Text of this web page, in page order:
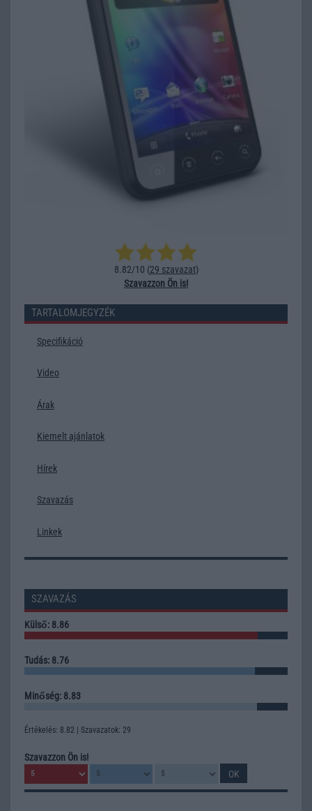
8.82/10 (29 szavazat)
Szavazzon Ön is!
TARTALOMJEGYZÉK
Specifikáció
Video
Árak
Kiemelt ajánlatok
Hírek
Szavazás
Linkek
SZAVAZÁS
Külső: 8.86
Tudás: 8.76
Minőség: 8.83
Értékelés: 8.82 | Szavazatok: 29
Szavazzon Ön is!